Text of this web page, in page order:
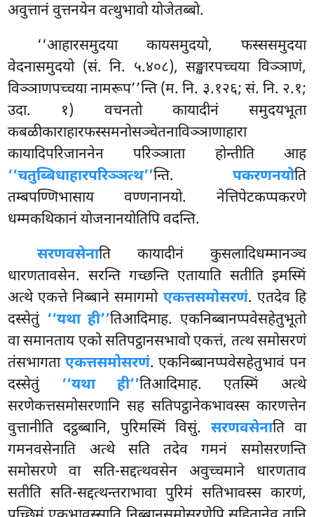
अवुत्तानं वुत्तनयेन वत्थुभावो योजेतब्बो.
‘‘आहारसमुदया कायसमुदयो, फस्ससमुदया
वेदनासमुदयो (सं. नि. ५.४०८), सङ्खारपच्चया विञ्ञाणं,
विञ्ञाणपच्चया नामरूप’’न्ति (म. नि. ३.१२६; सं. नि. २.१;
उदा. १) वचनतो कायादीनं समुदयभूता
कबळीकाराहारफस्समनोसञ्चेतनाविञ्ञाणाहारा
कायादिपरिजाननेन परिञ्ञाता होन्तीति आह
‘‘चतुब्बिधाहारपरिञ्ञत्थ’’न्ति. पकरणनयोति
तम्बपण्णिभासाय वण्णनानयो. नेत्तिपेटकप्पकरणे
धम्मकथिकानं योजनानयोतिपि वदन्ति.
सरणवसेनाति कायादीनं कुसलादिधम्मानञ्च
धारणतावसेन. सरन्ति गच्छन्ति एतायाति सतीति इमस्मिं
अत्थे एकत्ते निब्बाने समागमो एकत्तसमोसरणं. एतदेव हि
दस्सेतुं ‘‘यथा ही’’तिआदिमाह. एकनिब्बानप्पवेसहेतुभूतो
वा समानताय एको सतिपट्ठानसभावोएकत्तं, तत्थ समोसरणं
तंसभागता एकत्तसमोसरणं. एकनिब्बानप्पवेसहेतुभावं पन
दस्सेतुं ‘‘यथा ही’’तिआदिमाह. एतस्मिं अत्थे
सरणेकत्तसमोसरणानि सह सतिपट्ठानेकभावस्स कारणत्तेन
वुत्तानीति दट्ठब्बानि, पुरिमस्मिं विसुं.सरणवसेनाति वा
गमनवसेनाति अत्थे सति तदेव गमनं समोसरणन्ति
समोसरणे वा सति-सद्दत्थवसेन अवुच्चमाने धारणताव
सतीति सति-सद्दत्थन्तराभावा पुरिमं सतिभावस्स कारणं,